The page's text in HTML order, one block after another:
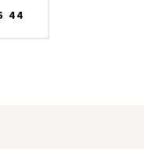
44